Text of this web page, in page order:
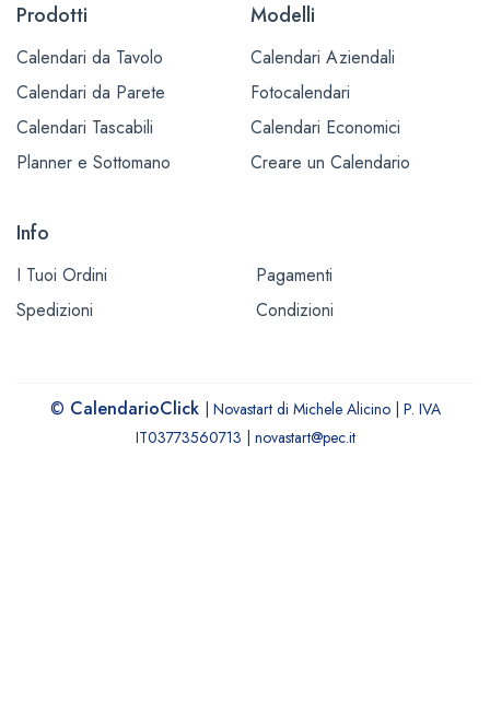
Prodotti
Calendari da Tavolo
Calendari da Parete
Calendari Tascabili
Planner e Sottomano
Modelli
Calendari Aziendali
Fotocalendari
Calendari Economici
Creare un Calendario
Info
I Tuoi Ordini
Pagamenti
Spedizioni
Condizioni
© CalendarioClick
| Novastart di Michele Alicino | P. IVA
IT03773560713 | novastart@pec.it